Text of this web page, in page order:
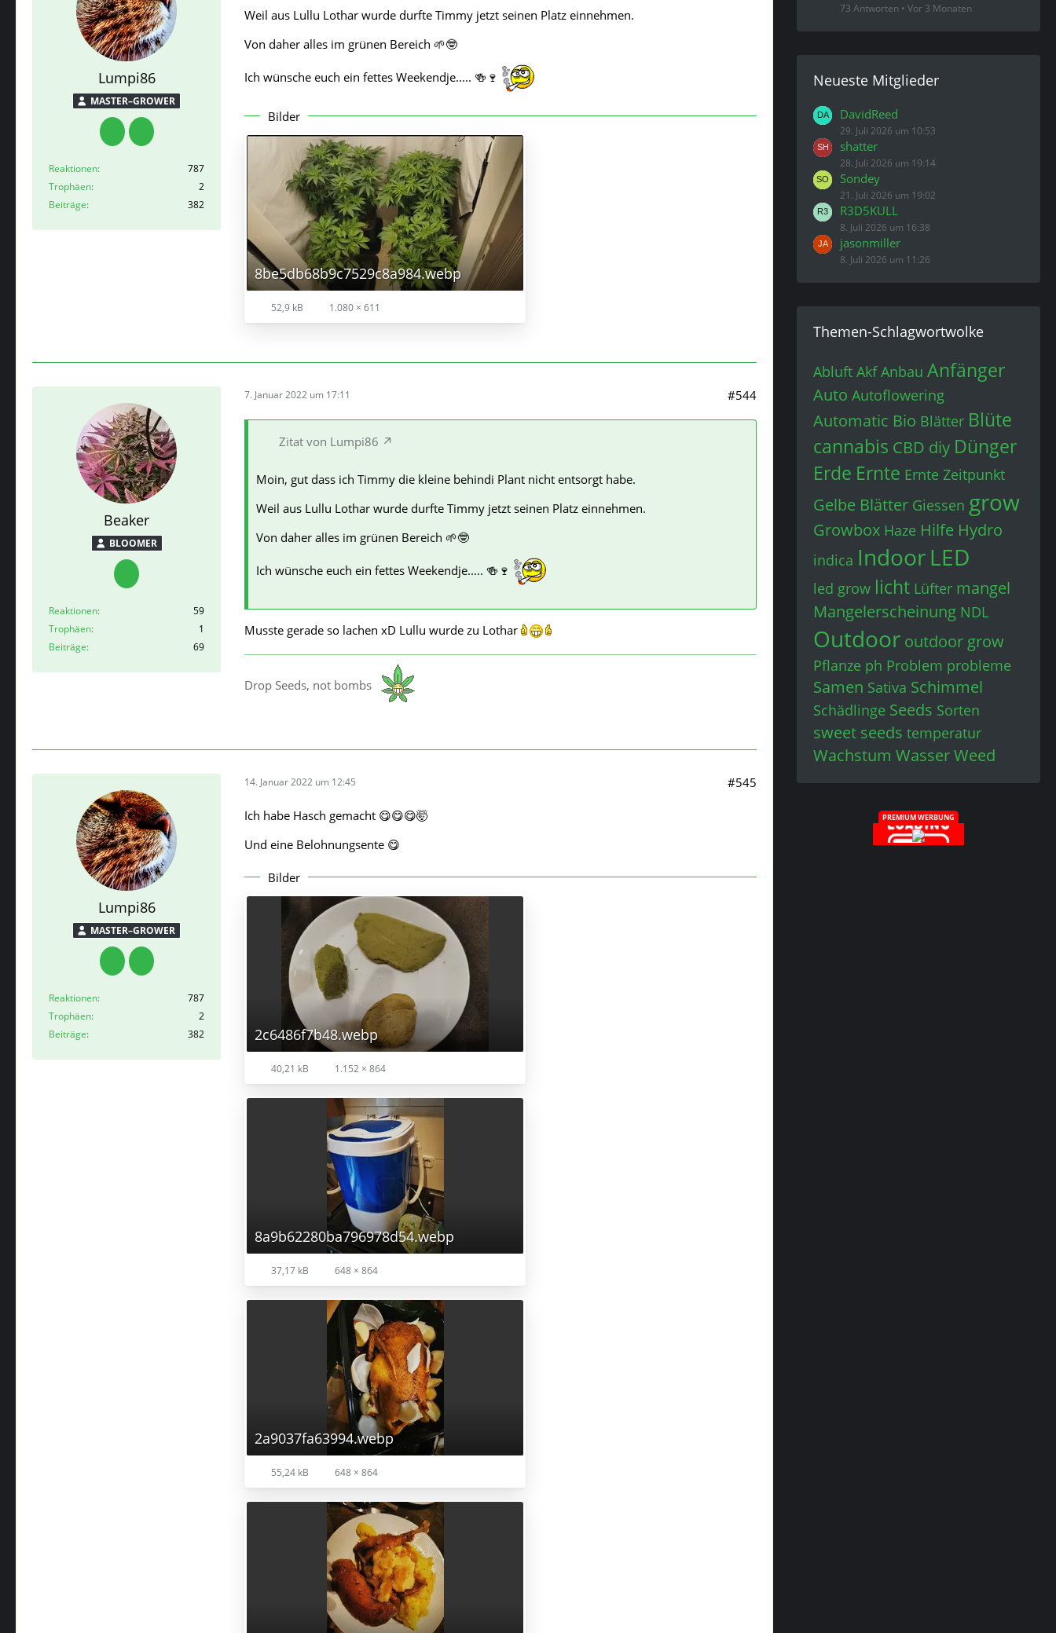
Lumpi86
MASTER–GROWER
Reaktionen
787
Trophäen
2
Beiträge
382
Weil aus Lullu Lothar wurde durfte Timmy jetzt seinen Platz einnehmen.
Von daher alles im grünen Bereich 🌱🤓
Ich wünsche euch ein fettes Weekendje..... 🍻🍷
Bilder
8be5db68b9c7529c8a984.webp
52,9 kB 1.080 × 611
Beaker
BLOOMER
Reaktionen
59
Trophäen
1
Beiträge
69
7. Januar 2022 um 17:11 #544
Zitat von Lumpi86
Moin, gut dass ich Timmy die kleine behindi Plant nicht entsorgt habe.
Weil aus Lullu Lothar wurde durfte Timmy jetzt seinen Platz einnehmen.
Von daher alles im grünen Bereich 🌱🤓
Ich wünsche euch ein fettes Weekendje..... 🍻🍷
Musste gerade so lachen xD Lullu wurde zu Lothar
Drop Seeds, not bombs
Lumpi86
MASTER–GROWER
Reaktionen
787
Trophäen
2
Beiträge
382
14. Januar 2022 um 12:45 #545
Ich habe Hasch gemacht 😋😋😋🤯
Und eine Belohnungsente 😋
Bilder
2c6486f7b48.webp
40,21 kB 1.152 × 864
8a9b62280ba796978d54.webp
37,17 kB 648 × 864
2a9037fa63994.webp
55,24 kB 648 × 864
73 Antworten Vor 3 Monaten
Neueste Mitglieder
DavidReed
29. Juli 2026 um 10:53
shatter
28. Juli 2026 um 19:14
Sondey
21. Juli 2026 um 19:02
R3D5KULL
8. Juli 2026 um 16:38
jasonmiller
8. Juli 2026 um 11:26
Themen-Schlagwortwolke
Abluft Akf Anbau Anfänger
Auto Autoflowering
Automatic Bio Blätter Blüte
cannabis CBD diy Dünger
Erde Ernte Ernte Zeitpunkt
Gelbe Blätter Giessen grow
Growbox Haze Hilfe Hydro
indica IndoorLED
led grow licht Lüfter mangel
Mangelerscheinung NDL
Outdoor outdoor grow
Pflanze ph Problem probleme
Samen Sativa Schimmel
Schädlinge Seeds Sorten
sweet seeds temperatur
Wachstum WasserWeed
PREMIUM WERBUNG